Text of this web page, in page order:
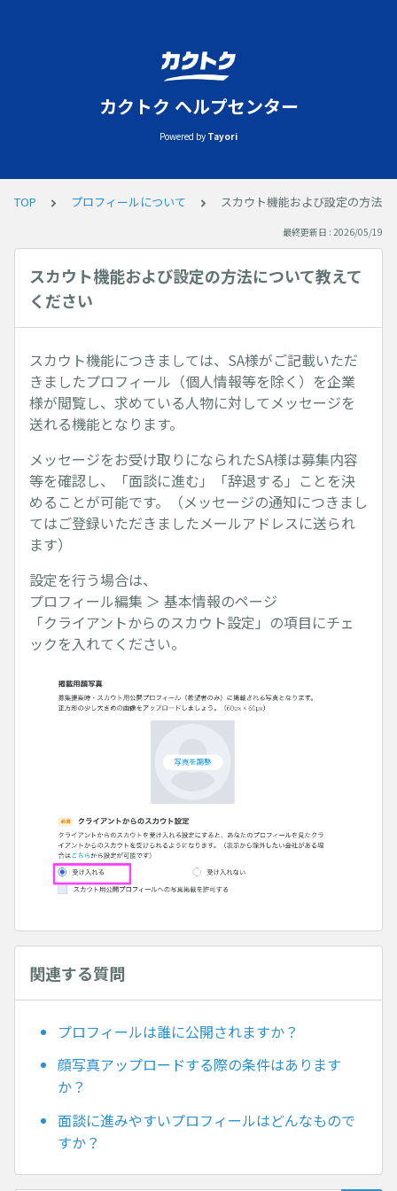
カクトク ヘルプセンター
Powered by Tayori
TOP プロフィールについて スカウト機能および設定の方法
最終更新日 : 2026/05/19
スカウト機能および設定の方法について教えて
ください
スカウト機能につきましては、SA様がご記載いただ
きましたプロフィール（個人情報等を除く）を企業
様が閲覧し、求めている人物に対してメッセージを
送れる機能となります。
メッセージをお受け取りになられたSA様は募集内容
等を確認し、「面談に進む」「辞退する」ことを決
めることが可能です。（メッセージの通知につきまし
てはご登録いただきましたメールアドレスに送られ
ます）
設定を行う場合は、
プロフィール編集 ＞ 基本情報のページ
「クライアントからのスカウト設定」の項目にチェ
ックを入れてください。
関連する質問
プロフィールは誰に公開されますか？
顔写真アップロードする際の条件はあります
か？
面談に進みやすいプロフィールはどんなもので
すか？